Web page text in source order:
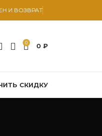
И ВОЗВРАТ
0 0 ₽
СКИДКУ